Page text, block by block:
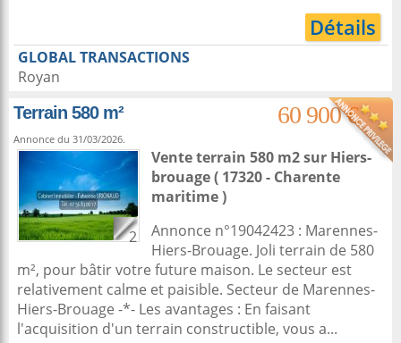
Détails
GLOBAL TRANSACTIONS
Royan
Terrain 580 m²
60 900 €
Annonce du 31/03/2026.
2
Vente terrain 580 m2sur Hiers-
brouage( 17320 - Charente
maritime )
Annonce n°19042423 : Marennes-
Hiers-Brouage. Joli terrain de 580
m², pour bâtir votre future maison. Le secteur est
relativement calme et paisible. Secteur de Marennes-
Hiers-Brouage -*- Les avantages : En faisant
l'acquisition d'un terrain constructible, vous a...